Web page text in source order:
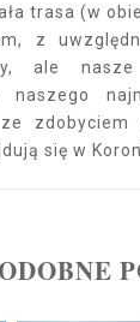
trasa (w
z
ale
zdobyciem
się w